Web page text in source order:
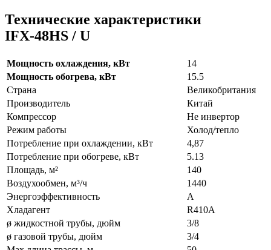
Технические характеристики
IFХ-48HS / U
Мощность охлаждения, кВт
14
Мощность обогрева, кВт
15.5
Страна
Великобритания
Производитель
Китай
Компрессор
Не инвертор
Режим работы
Холод/тепло
Потребление при охлаждении, кВт
4,87
Потребление при обогреве, кВт
5.13
Площадь, м²
140
Воздухообмен, м³/ч
1440
Энергоэффективность
A
Хладагент
R410A
ø жидкостной трубы, дюйм
3/8
ø газовой трубы, дюйм
3/4